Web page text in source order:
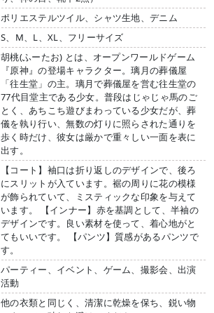
ポリエステルツイル、シャツ生地、デニム
S、M、L、XL、フリーサイズ
胡桃(ふーたお) とは、オープンワールドゲーム
『原神』の登場キャラクター。璃月の葬儀屋
「往生堂」の主。璃月で葬儀屋を営む往生堂の
77代目堂主である少女。普段はじゃじゃ馬のご
とく、あちこち遊びまわっている少女だが、葬
儀を執り行い、無数の灯りに照らされた通りを
歩く時だけ、彼女は厳かで重々しい一面を表に
出す。
【コート】袖口は折り返しのデザインで、後ろ
にスリットが入ています。裾の周りに花の模様
が飾られていて、ミスティックな印象を与えて
います。 【インナー】赤を基調として、半袖の
デザインです。良い素材を使って、着心地がと
てもいいです。 【パンツ】質感があるパンツで
す。
パーティー、イベント、ゲーム、撮影会、出演
活動
他の衣類と同じく、清潔に乾燥を保ち、鋭い物